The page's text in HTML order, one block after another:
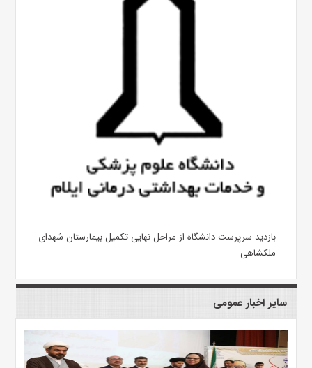
بازدید سرپرست دانشگاه از مراحل نهایی تکمیل بیمارستان شهدای
ملکشاهی
سایر اخبار عمومی